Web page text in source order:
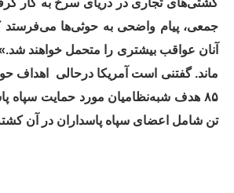
کشتی‌های تجاری در دریای سرخ به کار
جمعی، پیام واضحی به حوثی‌ها می‌فرستد
آنان عواقب بیشتری را متحمل خواهند
ماند. گفتنی است آمریکا درحالی
اهداف
تن شامل اعضای سپاه پاسداران در آن